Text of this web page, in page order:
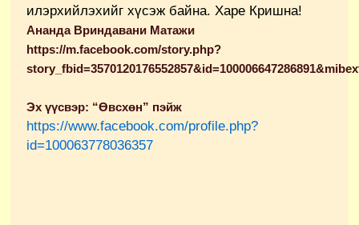
илэрхийлэхийг хүсэж байна. Харе Кришна!
Ананда Вриндавани Матажи
https://m.facebook.com/story.php?
Эх үүсвэр: “Өвсхөн” пэйж
https://www.facebook.com/profile.php?
id=100063778036357